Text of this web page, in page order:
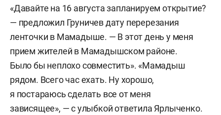
«Давайте на 16 августа запланируем открытие?
— предложил Груничев дату перерезания
ленточки в Мамадыше. — В этот день у меня
прием жителей в Мамадышском районе.
Было бы неплохо совместить». «Мамадыш
рядом. Всего час ехать. Ну хорошо,
я постараюсь сделать все от меня
зависящее», — с улыбкой ответила Ярлыченко.